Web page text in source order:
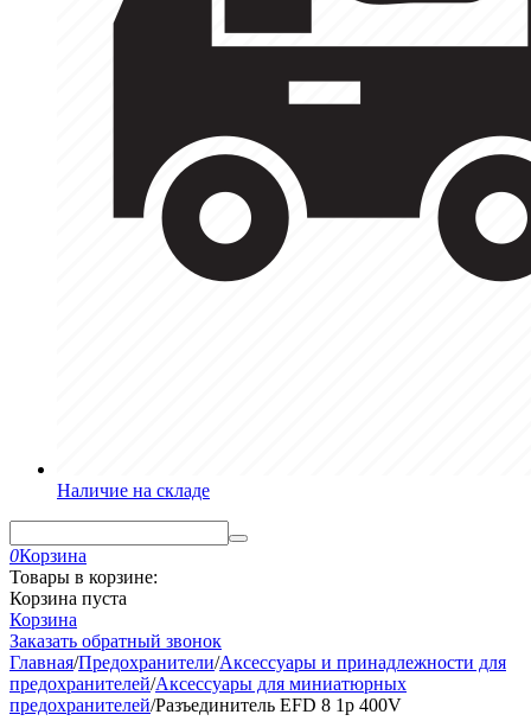
Наличие на складе
0Корзина
Товары в корзине:
Корзина пуста
Корзина
Заказать обратный звонок
Главная/Предохранители/Аксессуары и принадлежности для
предохранителей/Аксессуары для миниатюрных
предохранителей/Разъединитель EFD 8 1p 400V